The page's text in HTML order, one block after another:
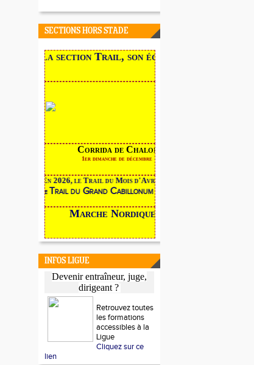
SECTIONS HORS STADE
la section Trail, son école, ses traces
Corrida de Chalon
1er dimanche de décembre
En 2026, le Trail du Mois d'Avril devient
le Trail du Grand Cabillonum
Marche Nordique
INFOS LIGUE
Devenir entraîneur, juge,
dirigeant ?
Retrouvez toutes
les formations
accessibles à la
Ligue
Cliquez sur ce
lien